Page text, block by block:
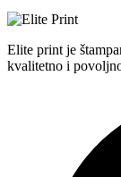
Elite print je
kvalitetno i